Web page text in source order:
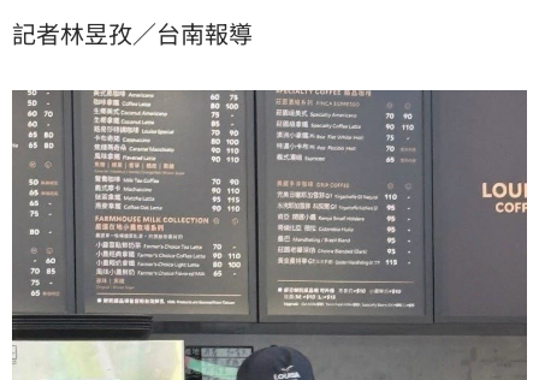
班制，真的無法排開，才會揹孩子上工。
記者林昱孜／台南報導